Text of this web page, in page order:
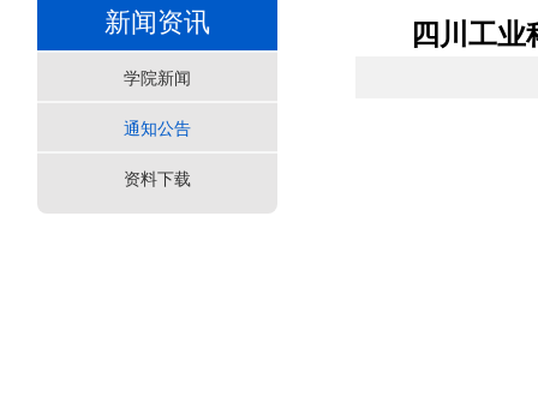
新闻资讯
学院新闻
通知公告
资料下载
四川工